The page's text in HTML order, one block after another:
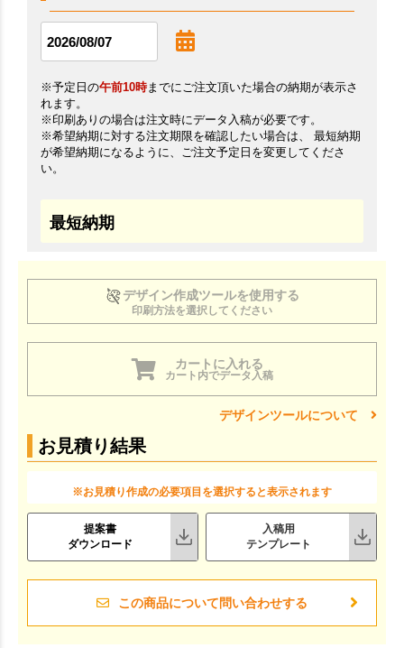
※予定日の午前10時までにご注文頂いた場合の納期が表示さ
れます。
※印刷ありの場合は注文時にデータ入稿が必要です。
※希望納期に対する注文期限を確認したい場合は、 最短納期
が希望納期になるように、ご注文予定日を変更してくださ
い。
最短納期
デザイン作成ツールを使用する
印刷方法を選択してください
カートに入れる
カート内でデータ入稿
デザインツールについて
お見積り結果
※お見積り作成の必要項目を選択すると表示されます
提案書
ダウンロード
入稿用
テンプレート
この商品について問い合わせする